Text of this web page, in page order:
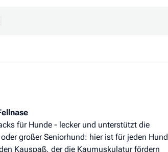
für Hunde - lecker und unterstützt die
großer Seniorhund: hier ist für jeden Hund
Kauspaß, der die Kaumuskulatur fördern